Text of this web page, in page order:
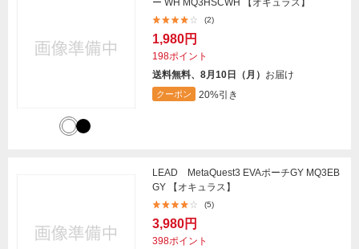
ー WH MQ3HSCWH 【オキュラス】
(2)
1,980円
198ポイント
送料無料、8月10日（月） お届け
クーポン 20%引き
LEAD MetaQuest3 EVAポーチGY MQ3EB
GY 【オキュラス】
(5)
3,980円
398ポイント